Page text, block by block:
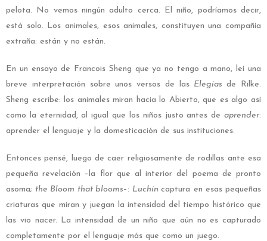
pelota. No vemos ningún adulto cerca. El niño, podríamos decir,
está solo. Los animales, esos animales, constituyen una compañía
extraña: están y no están.
En un ensayo de Francois Sheng que ya no tengo a mano, leí una
breve interpretación sobre unos versos de las Elegíasde Rilke.
Sheng escribe: los animales miran hacia lo Abierto, que es algo así
como la eternidad, al igual que los niños justo antes de aprender:
aprender el lenguaje y la domesticación de sus instituciones.
Entonces pensé, luego de caer religiosamente de rodillas ante esa
pequeña revelación –la flor que al interior del poema de pronto
asoma; the Bloom that blooms–: Luchíncaptura en esas pequeñas
criaturas que miran y juegan la intensidad del tiempo histórico que
las vio nacer. La intensidad de un niño que aún no es capturado
completamente por el lenguaje más que como un juego.